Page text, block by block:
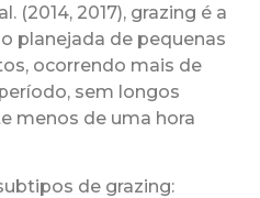
(2014, 2017), grazing é a
planejada de pequenas
ocorrendo mais de
sem longos
menos de uma hora
de grazing: